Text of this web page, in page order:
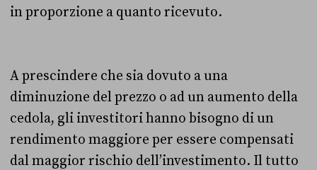
in proporzione a quanto ricevuto.
A prescindere che sia dovuto a una
diminuzione del prezzo o ad un aumento della
cedola, gli investitori hanno bisogno di un
rendimento maggiore per essere compensati
dal maggior rischio dell’investimento. Il tutto